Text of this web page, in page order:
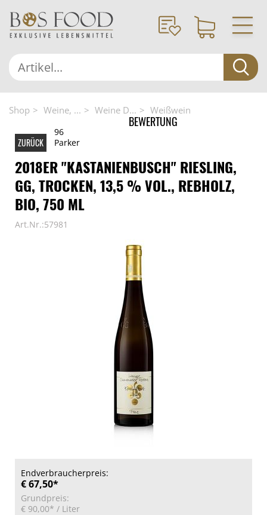
Shop Weine, ... Weine D... Weißwein
ZURÜCK
2018ER "KASTANIENBUSCH" RIESLING,
GG, TROCKEN, 13,5 % VOL., REBHOLZ,
BIO, 750 ML
Art.Nr.:57981
Endverbraucherpreis:
€ 67,50*
Grundpreis:
€ 90,00* / Liter
BEWERTUNG
96
Parker